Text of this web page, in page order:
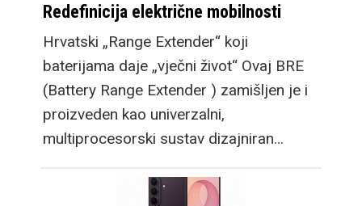
Redefinicija električne mobilnosti
Hrvatski „Range Extender“ koji
baterijama daje „vječni život“ Ovaj BRE
(Battery Range Extender ) zamišljen je i
proizveden kao univerzalni,
multiprocesorski sustav dizajniran…